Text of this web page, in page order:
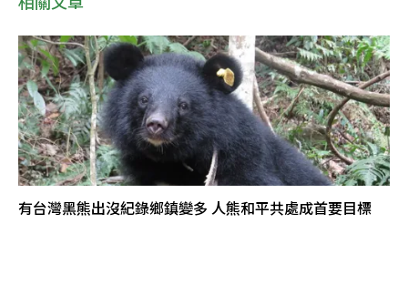
有台灣黑熊出沒紀錄鄉鎮變多 人熊和平共處成首要目標